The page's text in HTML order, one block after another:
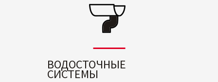
ВОДОСТОЧНЫЕ
СИСТЕМЫ